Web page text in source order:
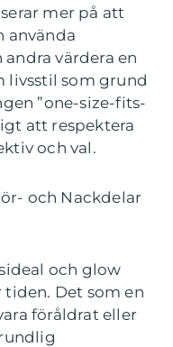
mer på att
använda
värdera en
livsstil som grund
”one-size-fits-
att respektera
och val.
och Nackdelar
och glow
Det som en
föråldrat eller